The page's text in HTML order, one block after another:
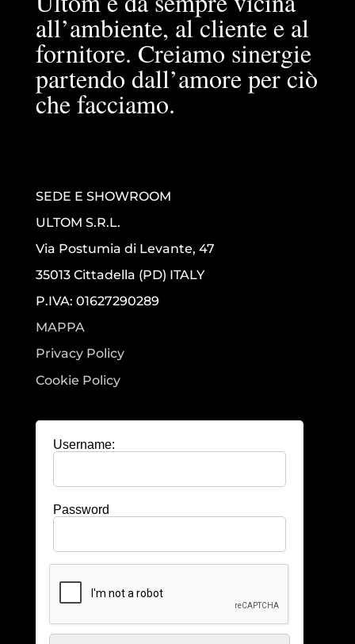
all’ambiente, al cliente e al
fornitore. Creiamo sinergie
partendo dall’amore per ciò
che facciamo.
SEDE E SHOWROOM
ULTOM S.R.L.
Via Postumia di Levante, 47
35013 Cittadella (PD) ITALY
P.IVA: 01627290289
MAPPA
Privacy Policy
Cookie Policy
Username:
Password